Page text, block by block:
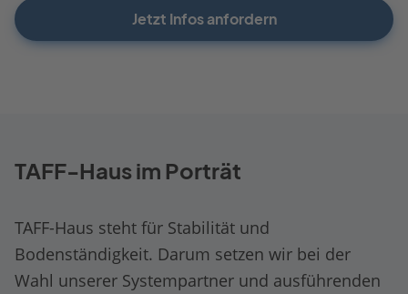
Jetzt Infos anfordern
TAFF-Haus im Porträt
TAFF-Haus steht für Stabilität und
Bodenständigkeit. Darum setzen wir bei der
Wahl unserer Systempartner und ausführenden